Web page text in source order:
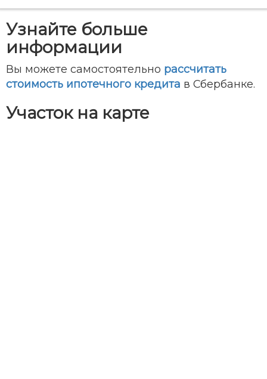
Узнайте больше
информации
Вы можете самостоятельно рассчитать
стоимость ипотечного кредита в Сбербанке.
Участок на карте